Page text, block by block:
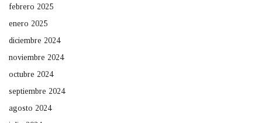
febrero 2025
enero 2025
diciembre 2024
noviembre 2024
octubre 2024
septiembre 2024
agosto 2024